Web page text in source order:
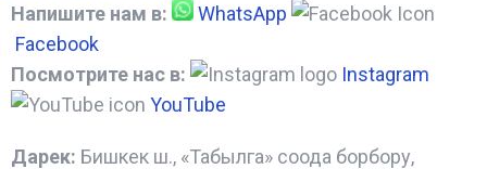
Напишите нам в:
WhatsApp
Facebook
Посмотрите нас в:
Instagram
YouTube
Дарек: Бишкек ш., «Табылга» соода борбору,